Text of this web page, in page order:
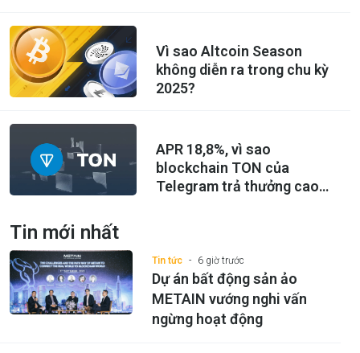
Vì sao Altcoin Season
không diễn ra trong chu kỳ
2025?
APR 18,8%, vì sao
blockchain TON của
Telegram trả thưởng cao
Tin mới nhất
Tin tức 6 giờ trước
Dự án bất động sản ảo
METAIN vướng nghi vấn
ngừng hoạt động